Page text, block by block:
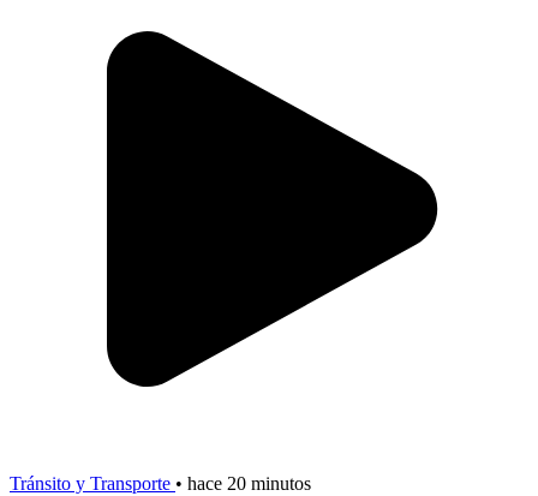
Tránsito y Transporte • hace 20 minutos